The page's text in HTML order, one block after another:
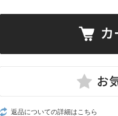
返品についての詳細はこちら